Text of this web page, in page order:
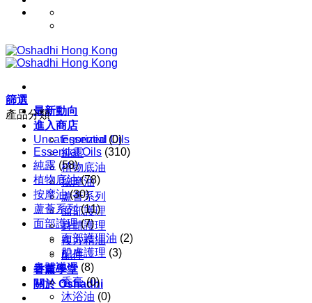
最新動向
進入商店
Essential Oils
純露
植物底油
按摩油
蘆薈系列
面部護理
身體護理
複方精油
配件
香薰學堂
關於 Oshadhi
篩選
產品分類
Uncategorized (0)
Essential Oils (310)
純露 (58)
植物底油 (78)
按摩油 (30)
蘆薈系列 (11)
面部護理 (7)
面部護理油 (2)
肌膚護理 (3)
身體護理 (8)
香膏 (0)
沐浴油 (0)